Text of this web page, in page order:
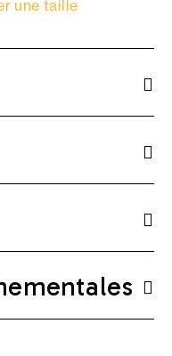
une taille